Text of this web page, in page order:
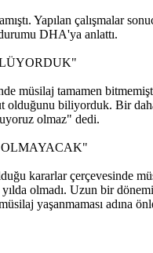
Yapılan çalışmalar
DHA'ya anlattı.
tamamen
olduğunu biliyorduk. Bir
olmaz" dedi.
kararlar çerçevesinde
olmadı. Uzun bir
yaşanmaması adına